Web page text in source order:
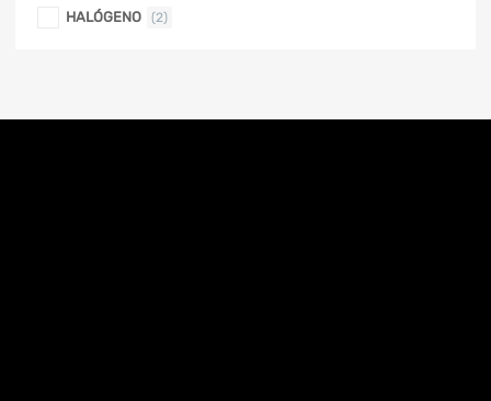
HALÓGENO (2)